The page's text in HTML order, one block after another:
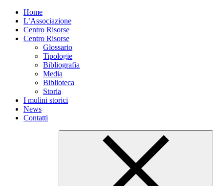
Home
L’Associazione
Centro Risorse
Centro Risorse
Glossario
Tipologie
Bibliografia
Media
Biblioteca
Storia
I mulini storici
News
Contatti